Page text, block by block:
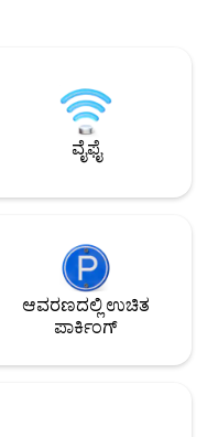
ಏರ್
ಯಿಂದ
ಸೋಫಾ, 2
ಮತ್ತು ಬೊಟಿಕ್
ವಿನಂತಿಯ ಮೇರೆಗೆ
ಸಮಯಗಳು ತುಂಬಾ
ವೈಫೈ
ಆವರಣದಲ್ಲಿ ಉಚಿತ
ಪಾರ್ಕಿಂಗ್